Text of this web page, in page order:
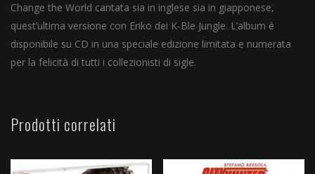
Change the World cantata sia in inglese sia in giapponese,
quest’ultima versione con Eriko dei K-Ble Jungle. L’album è
disponibile su CD in una speciale edizione limitata e numerata
per la felicità di tutti i collezionisti di sigle.
Prodotti correlati